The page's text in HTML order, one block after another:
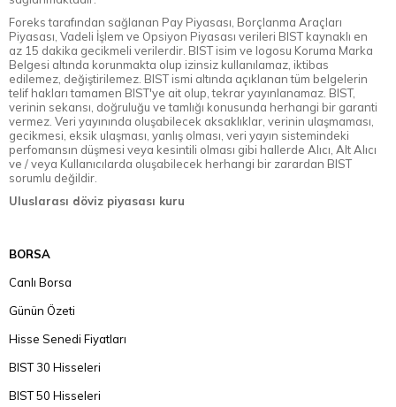
Foreks tarafından sağlanan Pay Piyasası, Borçlanma Araçları
Piyasası, Vadeli İşlem ve Opsiyon Piyasası verileri BIST kaynaklı en
az 15 dakika gecikmeli verilerdir. BIST isim ve logosu Koruma Marka
Belgesi altında korunmakta olup izinsiz kullanılamaz, iktibas
edilemez, değiştirilemez. BIST ismi altında açıklanan tüm belgelerin
telif hakları tamamen BIST'ye ait olup, tekrar yayınlanamaz. BIST,
verinin sekansı, doğruluğu ve tamlığı konusunda herhangi bir garanti
vermez. Veri yayınında oluşabilecek aksaklıklar, verinin ulaşmaması,
gecikmesi, eksik ulaşması, yanlış olması, veri yayın sistemindeki
perfomansın düşmesi veya kesintili olması gibi hallerde Alıcı, Alt Alıcı
ve / veya Kullanıcılarda oluşabilecek herhangi bir zarardan BIST
sorumlu değildir.
Uluslarası döviz piyasası kuru
BORSA
Canlı Borsa
Günün Özeti
Hisse Senedi Fiyatları
BIST 30 Hisseleri
BIST 50 Hisseleri